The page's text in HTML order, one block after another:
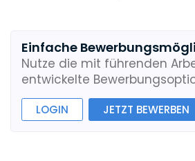
Einfache
Nutze die mit führenden
entwickelte
LOGIN JETZT BEWERBEN